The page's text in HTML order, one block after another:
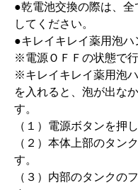
●乾電池交換の際は、
してください。
●キレイキレイ薬用泡ハ
※電源ＯＦＦの状態で行
※キレイキレイ薬用泡
を入れると、泡が出な
す。
（１）電源ボタンを押
（２）本体上部のタン
す。
（３）内部のタンクの